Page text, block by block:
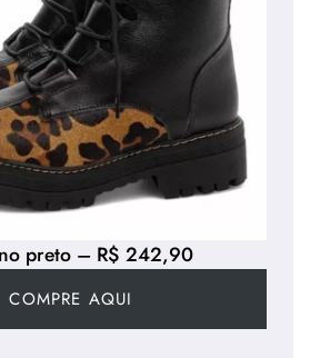
preto – R$ 242,90
COMPRE AQUI